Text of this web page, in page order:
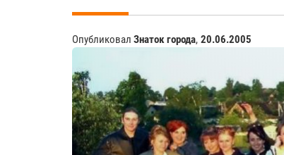
Опубликовал Знаток города, 20.06.2005